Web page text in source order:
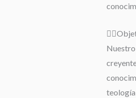
teología